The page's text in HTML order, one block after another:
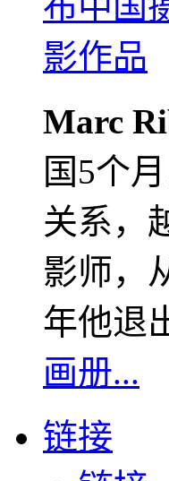
Marc
国5个
关系，
影师，
年他退
画册...
链接